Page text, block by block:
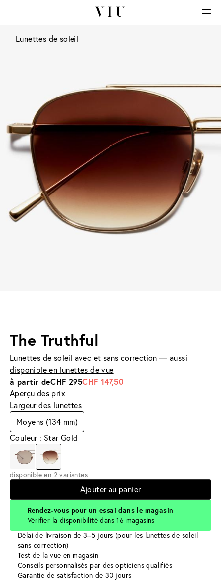
Lunettes de soleil
The Truthful
Lunettes de soleil avec et sans correction — aussi
disponible en lunettes de vue
à partir deCHF 295CHF 147,50
Aperçu des prix
Largeur des lunettes
Moyens (134 mm)
Couleur : Star Gold
disponible en 2 variantes
Ajouter au panier
Rendez-vous pour un essai dans le magasin
Vérifier la disponibilité dans 16 magasins
Délai de livraison de 3–5 jours (pour les lunettes de soleil
sans correction)
Test de la vue en magasin
Conseils personnalisés par des opticiens qualifiés
Garantie de satisfaction de 30 jours